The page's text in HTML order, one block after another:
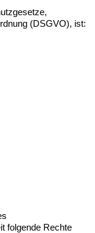
(DSGVO), ist:
folgende Rechte